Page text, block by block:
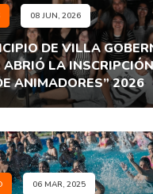
08 JUN, 2026
DE VILLA
ABRIÓ LA
ANIMADORES” 2026
06 MAR, 2025